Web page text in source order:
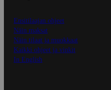
Ensitilaajan ohjeet
Näin maksat
Näin tilaat ja muokkaat
Kaikki ohjeet ja vinkit
In English